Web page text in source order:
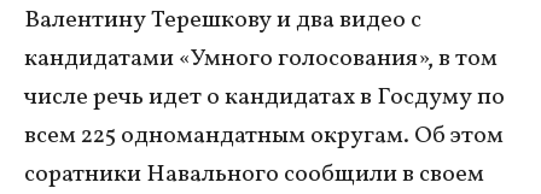
Валентину Терешкову и два видео с
кандидатами «Умного голосования», в том
числе речь идет о кандидатах в Госдуму по
всем 225 одномандатным округам. Об этом
соратники Навального сообщили в своем